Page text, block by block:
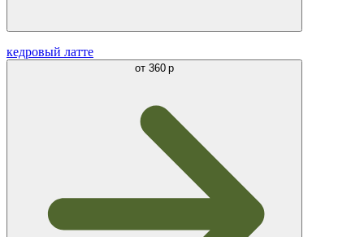
кедровый латте
от 360 р